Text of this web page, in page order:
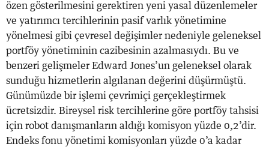
özen gösterilmesini gerektiren yeni yasal düzenlemeler
ve yatırımcı tercihlerinin pasif varlık yönetimine
yönelmesi gibi çevresel değişimler nedeniyle geleneksel
portföy yönetiminin cazibesinin azalmasıydı. Bu ve
benzeri gelişmeler Edward Jones’un geleneksel olarak
sunduğu hizmetlerin algılanan değerini düşürmüştü.
Günümüzde bir işlemi çevrimiçi gerçekleştirmek
ücretsizdir. Bireysel risk tercihlerine göre portföy tahsisi
için robot danışmanların aldığı komisyon yüzde 0,2’dir.
Endeks fonu yönetimi komisyonları yüzde 0’a kadar